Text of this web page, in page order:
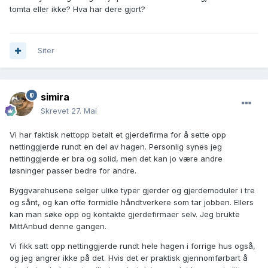
tomta eller ikke? Hva har dere gjort?
Siter
simira
Skrevet 27. Mai
Vi har faktisk nettopp betalt et gjerdefirma for å sette opp
nettinggjerde rundt en del av hagen. Personlig synes jeg
nettinggjerde er bra og solid, men det kan jo være andre
løsninger passer bedre for andre.
Byggvarehusene selger ulike typer gjerder og gjerdemoduler i tre
og sånt, og kan ofte formidle håndtverkere som tar jobben. Ellers
kan man søke opp og kontakte gjerdefirmaer selv. Jeg brukte
MittAnbud denne gangen.
Vi fikk satt opp nettinggjerde rundt hele hagen i forrige hus også,
og jeg angrer ikke på det. Hvis det er praktisk gjennomførbart å